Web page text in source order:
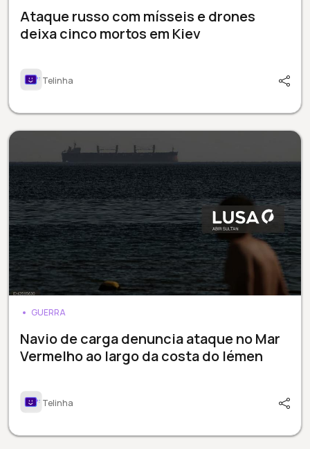
Ataque russo com mísseis e drones
deixa cinco mortos em Kiev
Telinha
GUERRA
Navio de carga denuncia ataque no Mar
Vermelho ao largo da costa do Iémen
Telinha